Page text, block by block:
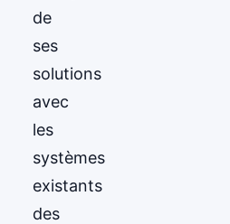
de
ses
solutions
avec
les
systèmes
existants
des